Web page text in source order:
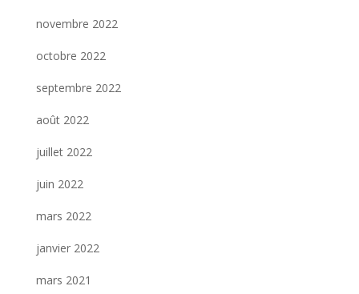
novembre 2022
octobre 2022
septembre 2022
août 2022
juillet 2022
juin 2022
mars 2022
janvier 2022
mars 2021